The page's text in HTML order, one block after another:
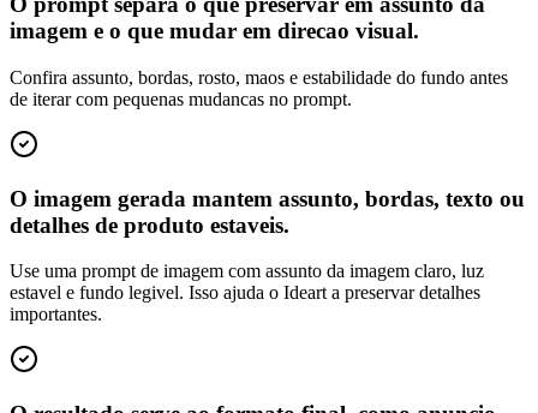
imagem e o que mudar em direcao visual.
Confira assunto, bordas, rosto, maos e estabilidade do fundo antes
de iterar com pequenas mudancas no prompt.
O imagem gerada mantem assunto, bordas, texto ou
detalhes de produto estaveis.
Use uma prompt de imagem com assunto da imagem claro, luz
estavel e fundo legivel. Isso ajuda o Ideart a preservar detalhes
importantes.